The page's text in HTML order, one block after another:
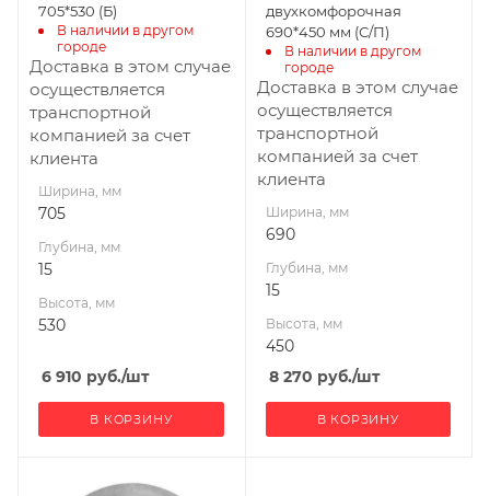
705*530 (Б)
В наличии в другом
городе
Доставка в этом случае
осуществляется
транспортной
компанией за счет
клиента
Ширина, мм
705
Глубина, мм
15
Высота, мм
530
6 910 руб./шт
В КОРЗИНУ
двухкомфорочная
690*450 мм (С/П)
В наличии в другом
городе
Доставка в этом случае
осуществляется
транспортной
компанией за счет
клиента
Ширина, мм
690
Глубина, мм
15
Высота, мм
450
8 270 руб./шт
В КОРЗИНУ
Ширина, мм